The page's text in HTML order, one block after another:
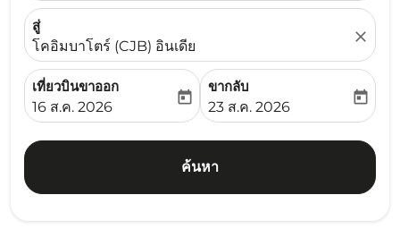
สู่
โคอิมบาโตร์ (CJB) อินเดีย
close
เที่ยวบินขาออก
fc-booking-departure-date-aria-label
16 ส.ค. 2026
today
ขากลับ
fc-booking-return-date-
23 ส.ค. 2026
today
ค้นหา